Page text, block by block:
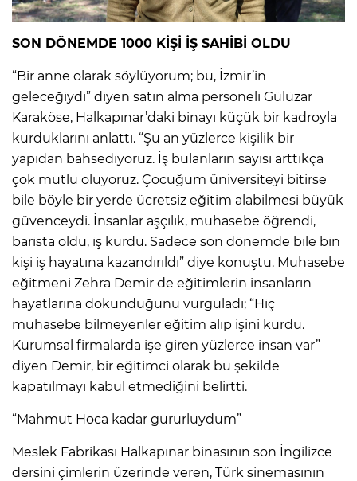
SON DÖNEMDE 1000 KİŞİ İŞ SAHİBİ OLDU
“Bir anne olarak söylüyorum; bu, İzmir’in
geleceğiydi” diyen satın alma personeli Gülüzar
Karaköse, Halkapınar’daki binayı küçük bir kadroyla
kurduklarını anlattı. “Şu an yüzlerce kişilik bir
yapıdan bahsediyoruz. İş bulanların sayısı arttıkça
çok mutlu oluyoruz. Çocuğum üniversiteyi bitirse
bile böyle bir yerde ücretsiz eğitim alabilmesi büyük
güvenceydi. İnsanlar aşçılık, muhasebe öğrendi,
barista oldu, iş kurdu. Sadece son dönemde bile bin
kişi iş hayatına kazandırıldı” diye konuştu. Muhasebe
eğitmeni Zehra Demir de eğitimlerin insanların
hayatlarına dokunduğunu vurguladı; “Hiç
muhasebe bilmeyenler eğitim alıp işini kurdu.
Kurumsal firmalarda işe giren yüzlerce insan var”
diyen Demir, bir eğitimci olarak bu şekilde
kapatılmayı kabul etmediğini belirtti.
“Mahmut Hoca kadar gururluydum”
Meslek Fabrikası Halkapınar binasının son İngilizce
dersini çimlerin üzerinde veren, Türk sinemasının